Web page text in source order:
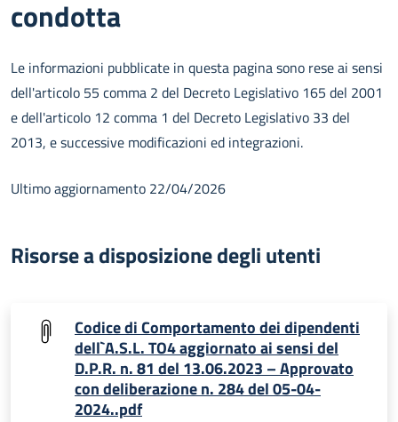
condotta
Le informazioni pubblicate in questa pagina sono rese ai sensi
dell'articolo 55 comma 2 del Decreto Legislativo 165 del 2001
e dell'articolo 12 comma 1 del Decreto Legislativo 33 del
2013, e successive modificazioni ed integrazioni.
Ultimo aggiornamento 22/04/2026
Risorse a disposizione degli utenti
Codice di Comportamento dei dipendenti
dell`A.S.L. TO4 aggiornato ai sensi del
D.P.R. n. 81 del 13.06.2023 – Approvato
con deliberazione n. 284 del 05-04-
2024..pdf